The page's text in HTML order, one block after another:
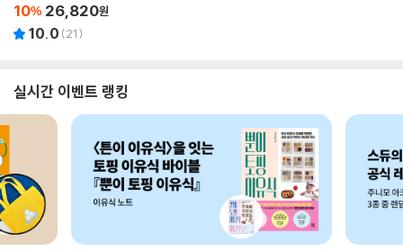
10% 26,820원
10.0 (21)
실시간 이벤트 랭킹